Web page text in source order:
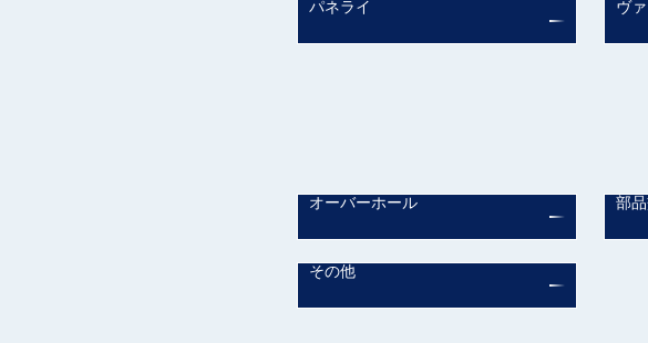
パネライ ヴ
オーバーホール 部
その他